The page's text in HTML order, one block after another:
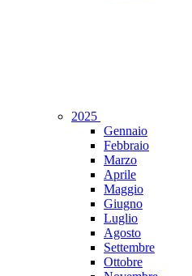
2025
Gennaio
Febbraio
Marzo
Aprile
Maggio
Giugno
Luglio
Agosto
Settembre
Ottobre